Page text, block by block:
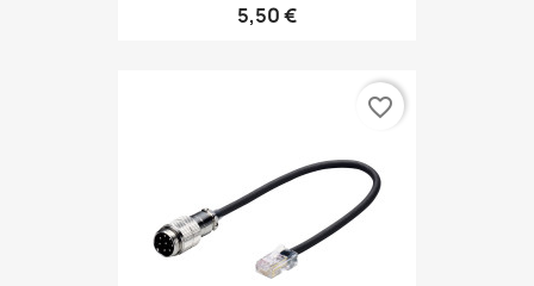
5,50 €
favorite_border